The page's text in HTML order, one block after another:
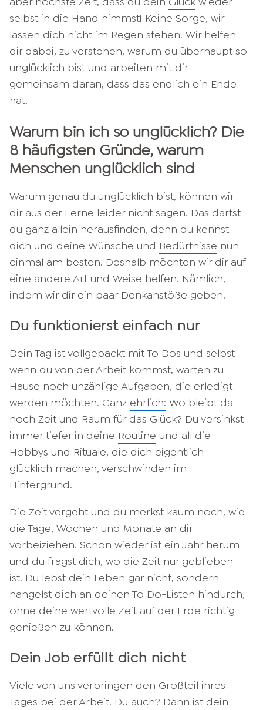
selbst in die Hand nimmst! Keine Sorge, wir
lassen dich nicht im Regen stehen. Wir helfen
dir dabei, zu verstehen, warum du überhaupt so
unglücklich bist und arbeiten mit dir
gemeinsam daran, dass das endlich ein Ende
hat!
Warum bin ich so unglücklich? Die
8 häufigsten Gründe, warum
Menschen unglücklich sind
Warum genau du unglücklich bist, können wir
dir aus der Ferne leider nicht sagen. Das darfst
du ganz allein herausfinden, denn du kennst
dich und deine Wünsche und Bedürfnisse nun
einmal am besten. Deshalb möchten wir dir auf
eine andere Art und Weise helfen. Nämlich,
indem wir dir ein paar Denkanstöße geben.
Du funktionierst einfach nur
Dein Tag ist vollgepackt mit To Dos und selbst
wenn du von der Arbeit kommst, warten zu
Hause noch unzählige Aufgaben, die erledigt
werden möchten. Ganz ehrlich: Wo bleibt da
noch Zeit und Raum für das Glück? Du versinkst
immer tiefer in deine Routine und all die
Hobbys und Rituale, die dich eigentlich
glücklich machen, verschwinden im
Hintergrund.
Die Zeit vergeht und du merkst kaum noch, wie
die Tage, Wochen und Monate an dir
vorbeiziehen. Schon wieder ist ein Jahr herum
und du fragst dich, wo die Zeit nur geblieben
ist. Du lebst dein Leben gar nicht, sondern
hangelst dich an deinen To Do-Listen hindurch,
ohne deine wertvolle Zeit auf der Erde richtig
genießen zu können.
Dein Job erfüllt dich nicht
Viele von uns verbringen den Großteil ihres
Tages bei der Arbeit. Du auch? Dann ist dein